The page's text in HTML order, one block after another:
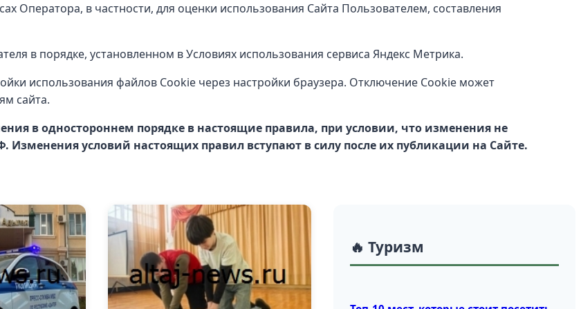
Оператора, в частности, для оценки использования Сайта Пользователем, составления
в порядке, установленном в Условиях использования сервиса Яндекс Метрика.
использования файлов Cookie через настройки браузера. Отключение Cookie может
сайта.
в одностороннем порядке в настоящие правила, при условии, что изменения не
Изменения условий настоящих правил вступают в силу после их публикации на Сайте.
🔥 Туризм